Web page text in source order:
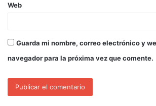
Web
Guarda mi nombre, correo electrónico y
navegador para la próxima vez que comente.